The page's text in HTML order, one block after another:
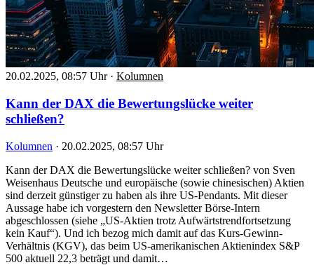
20.02.2025, 08:57 Uhr · Kolumnen
Kann der DAX die Bewertungslücke weiter
schließen?
Kolumnen · 20.02.2025, 08:57 Uhr
Kann der DAX die Bewertungslücke weiter schließen? von Sven
Weisenhaus Deutsche und europäische (sowie chinesischen) Aktien
sind derzeit günstiger zu haben als ihre US-Pendants. Mit dieser
Aussage habe ich vorgestern den Newsletter Börse-Intern
abgeschlossen (siehe „US-Aktien trotz Aufwärtstrendfortsetzung
kein Kauf“). Und ich bezog mich damit auf das Kurs-Gewinn-
Verhältnis (KGV), das beim US-amerikanischen Aktienindex S&P
500 aktuell 22,3 beträgt und damit…